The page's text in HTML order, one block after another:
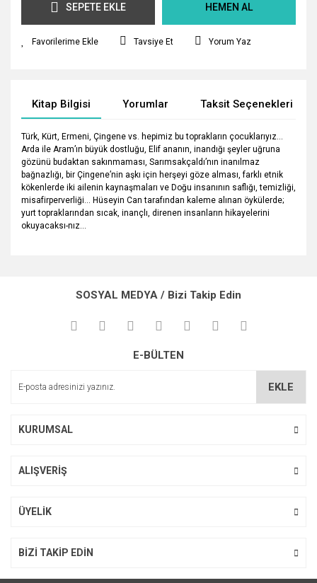
SEPETE EKLE HEMEN AL
Tavsiye Et Yorum Yaz
Kitap Bilgisi Yorumlar Taksit Seçenekleri
Türk, Kürt, Ermeni, Çingene vs. hepimiz bu toprakların çocuklarıyız...
Arda ile Aram’ın büyük dostluğu, Elif ananın, inandığı şeyler uğruna
gözünü budaktan sakınmaması, Sarımsakçaldı’nın inanılmaz
bağnazlığı, bir Çingene’nin aşkı için herşeyi göze alması, farklı etnik
kökenlerde iki ailenin kaynaşmaları ve Doğu insanının saflığı, temizliği,
misafirperverliği... Hüseyin Can tarafından kaleme alınan öykülerde;
yurt topraklarından sıcak, inançlı, direnen insanların hikayelerini
okuyacaksı-nız...
kullanarak tarafımıza iletebilirsiniz.
Görüş ve önerileriniz için teşekkür ederiz.
Ürün açıklamasında eksik bilgiler bulunuyor.
SOSYAL MEDYA / Bizi Takip Edin
E-BÜLTEN
EKLE
KURUMSAL
ALIŞVERİŞ
ÜYELİK
BİZİ TAKİP EDİN